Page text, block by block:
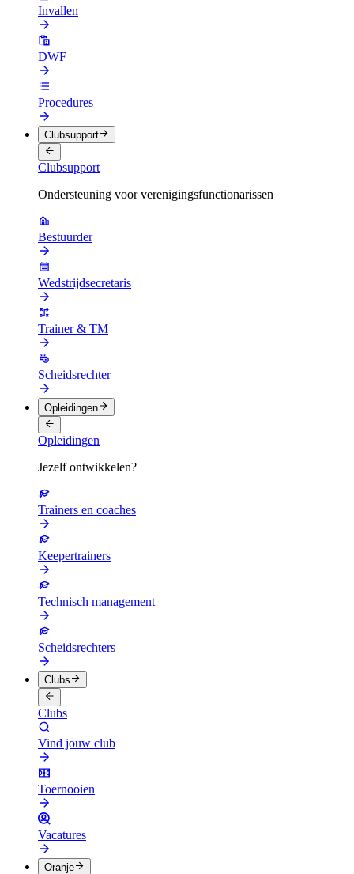
Invallen
DWF
Procedures
Clubsupport
Clubsupport
Ondersteuning voor verenigingsfunctionarissen
Bestuurder
Wedstrijdsecretaris
Trainer & TM
Scheidsrechter
Opleidingen
Opleidingen
Jezelf ontwikkelen?
Trainers en coaches
Keepertrainers
Technisch management
Scheidsrechters
Clubs
Clubs
Vind jouw club
Toernooien
Vacatures
Oranje